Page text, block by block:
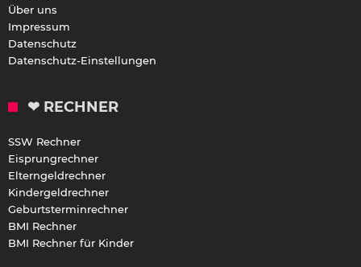
Über uns
Impressum
Datenschutz
Datenschutz-Einstellungen
❤ RECHNER
SSW Rechner
Eisprungrechner
Elterngeldrechner
Kindergeldrechner
Geburtsterminrechner
BMI Rechner
BMI Rechner für Kinder